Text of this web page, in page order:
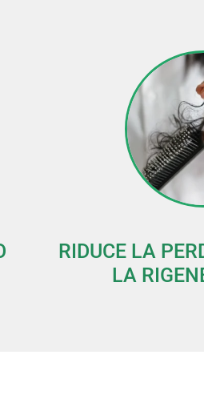
RIDUCE LA
LA